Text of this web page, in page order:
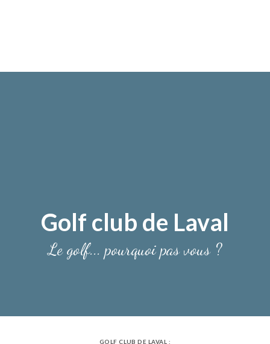
Golf club de Laval
Le golf... pourquoi pas vous ?
GOLF CLUB DE LAVAL :